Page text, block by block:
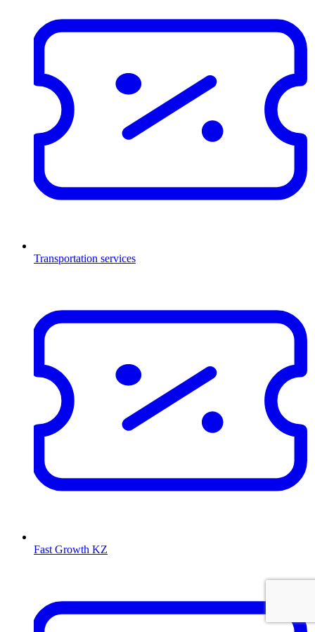
Transportation services
Fast Growth KZ